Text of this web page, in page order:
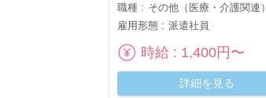
職種
その他（医療・介護関連）
雇用形態
派遣社員
時給 1,400円〜
詳細を見る